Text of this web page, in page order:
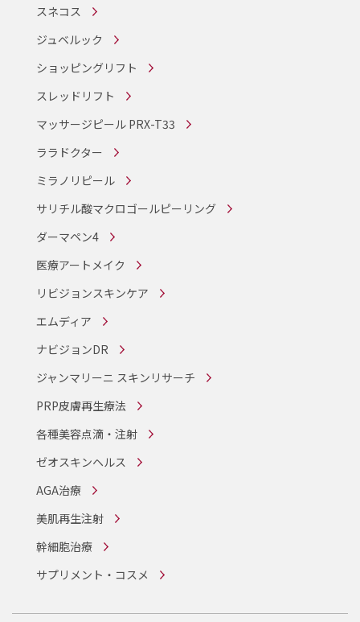
スネコス
ジュベルック
ショッピングリフト
スレッドリフト
マッサージピール PRX-T33
ララドクター
ミラノリピール
サリチル酸マクロゴールピーリング
ダーマペン4
医療アートメイク
リビジョンスキンケア
エムディア
ナビジョンDR
ジャンマリーニ スキンリサーチ
PRP皮膚再生療法
各種美容点滴・注射
ゼオスキンヘルス
AGA治療
美肌再生注射
幹細胞治療
サプリメント・コスメ